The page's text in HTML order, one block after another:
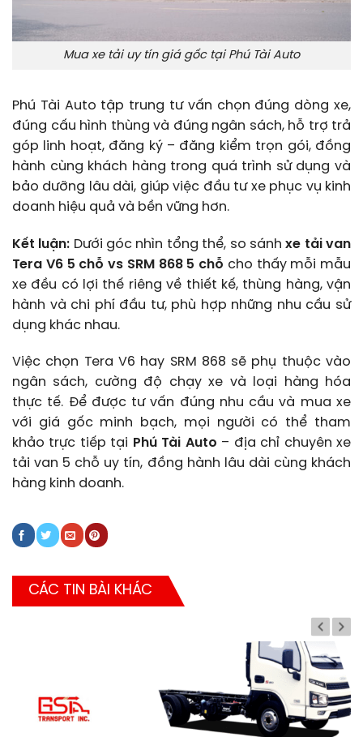
Mua xe tải uy tín giá gốc tại Phú Tài Auto
Phú Tài Auto tập trung tư vấn chọn đúng dòng xe,
đúng cấu hình thùng và đúng ngân sách, hỗ trợ trả
góp linh hoạt, đăng ký – đăng kiểm trọn gói, đồng
hành cùng khách hàng trong quá trình sử dụng và
bảo dưỡng lâu dài, giúp việc đầu tư xe phục vụ kinh
doanh hiệu quả và bền vững hơn.
Kết luận: Dưới góc nhìn tổng thể, so sánhxe tải van
Tera V6 5 chỗ vs SRM 868 5 chỗ cho thấy mỗi mẫu
xe đều có lợi thế riêng về thiết kế, thùng hàng, vận
hành và chi phí đầu tư, phù hợp những nhu cầu sử
dụng khác nhau.
Việc chọn Tera V6 hay SRM 868 sẽ phụ thuộc vào
ngân sách, cường độ chạy xe và loại hàng hóa
thực tế. Để được tư vấn đúng nhu cầu và mua xe
với giá gốc minh bạch, mọi người có thể tham
khảo trực tiếp tại Phú Tài Auto – địa chỉ chuyên xe
tải van 5 chỗ uy tín, đồng hành lâu dài cùng khách
hàng kinh doanh.
CÁC TIN BÀI KHÁC